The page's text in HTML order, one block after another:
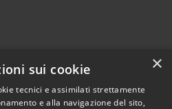
×
sui cookie
tecnici e assimilati strettamente
e alla navigazione del sito,